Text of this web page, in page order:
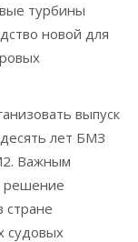
турбины
новой для
выпуск
лет БМЗ
Важным
решение
стране
судовых